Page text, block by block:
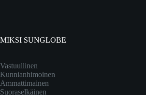
MIKSI SUNGLOBE
Vastuullinen
Kunnianhimoinen
Ammattimainen
Suoraselkäinen